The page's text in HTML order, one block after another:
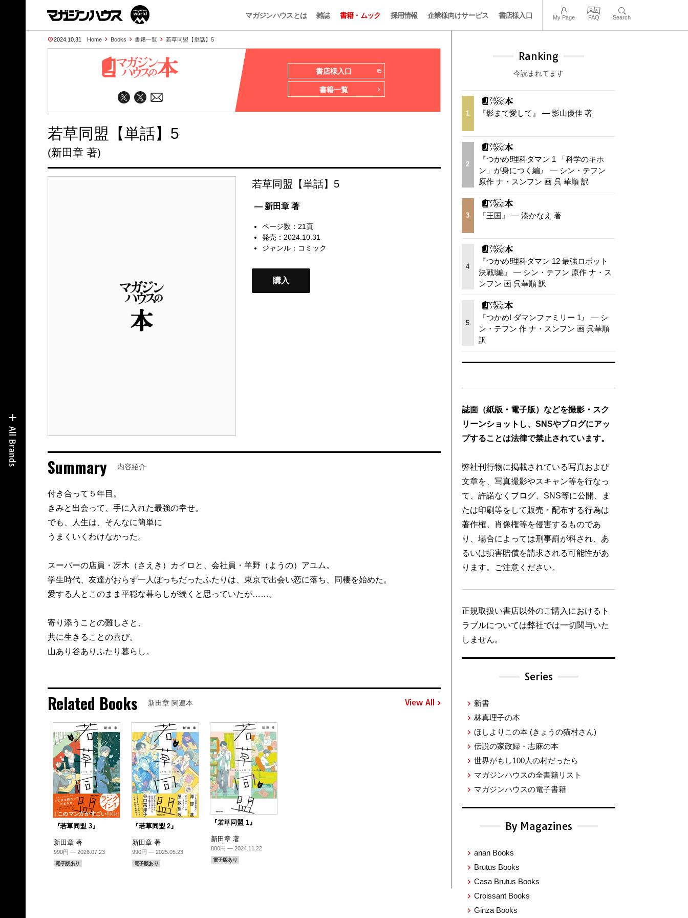
マガジンハウスとは 雑誌 書籍・ムック 採用情報 企業様向けサービス 書店様入口 My Page FAQ Search
2024.10.31 Home Books 書籍一覧 若草同盟【単話】5
書店様入口
書籍一覧
若草同盟【単話】5
(新田章 著)
若草同盟【単話】5
— 新田章 著
ページ数：21頁
発売：2024.10.31
ジャンル： コミック
購入
Summary 内容紹介
付き合って５年目。
きみと出会って、手に入れた最強の幸せ。
でも、人生は、そんなに簡単に
うまくいくわけなかった。
スーパーの店員・冴木（さえき）カイロと、会社員・羊野（ようの）アユム。
学生時代、友達がおらず一人ぼっちだったふたりは、東京で出会い恋に落ち、同棲を始めた。
愛する人とこのまま平穏な暮らしが続くと思っていたが……。
寄り添うことの難しさと、
共に生きることの喜び。
山あり谷ありふたり暮らし。
Related Books 新田章 関連本 View All
『若草同盟 3』
新田章 著
990円 — 2026.07.23
電子版あり
『若草同盟 2』
新田章 著
990円 — 2025.05.23
電子版あり
『若草同盟 1』
新田章 著
880円 — 2024.11.22
電子版あり
Ranking
今読まれてます
1 『影まで愛して』 — 影山優佳 著
2
『つかめ!理科ダマン 1 「科学のキホ
ン」が身につく編』 — シン・テフン
原作 ナ・スンフン 画 呉 華順 訳
3 『王国』 — 湊かなえ 著
4
『つかめ!理科ダマン 12 最強ロボット
決戦!編』 — シン・テフン 原作 ナ・ス
ンフン 画 呉華順 訳
5
『つかめ! ダマンファミリー 1』 — シ
ン・テフン 作 ナ・スンフン 画 呉華順
訳
誌面（紙版・電子版）などを撮影・スク
リーンショットし、SNSやブログにアッ
プすることは法律で禁止されています。
弊社刊行物に掲載されている写真および
文章を、写真撮影やスキャン等を行なっ
て、許諾なくブログ、SNS等に公開、ま
たは印刷等をして販売・配布する行為は
著作権、肖像権等を侵害するものであ
り、場合によっては刑事罰が科され、あ
るいは損害賠償を請求される可能性があ
ります。ご注意ください。
正規取扱い書店以外のご購入におけるト
ラブルについては弊社では一切関与いた
しません。
Series
新書
林真理子の本
ほしよりこの本 (きょうの猫村さん)
伝説の家政婦・志麻の本
世界がもし100人の村だったら
マガジンハウスの全書籍リスト
マガジンハウスの電子書籍
By Magazines
anan Books
Brutus Books
Casa Brutus Books
Croissant Books
Ginza Books